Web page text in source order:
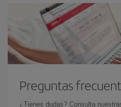
Preguntas
¿Tienes dudas? Consulta